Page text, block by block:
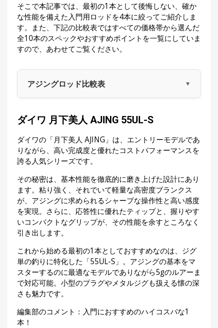
そこで本記事では、最初の1本として後悔しない、確か
な性能を備えた入門用ロッドを4本に絞ってご紹介しま
す。また、下記の比較表ではすべての価格帯から選んだ
全10本のスペックやおすすめポイントを一覧にしていま
すので、あわせてご覧ください。
アジングロッド比較表
ダイワ 月下美人 AJING 55UL-S
ダイワの「月下美人 AJING」は、エントリーモデルであ
りながら、高い完成度と優れたコストパフォーマンスを
誇る人気シリーズです。
その秘密は、基本性能を徹底的に磨き上げた設計にあり
ます。粘り強く、それでいて軽量な高密度ブランクス
が、アジングに求められるシャープな操作性と高い感度
を実現。さらに、応答性に優れたティップと、握りやす
いコンパクトなグリップが、その性能を余すところなく
引き出します。
これから始める最初の1本としておすすめなのは、ジグ
単の釣りに特化した「55UL-S」。アジングの基本をマ
スターするのに最適なモデルでありながら5gのルアーま
で対応可能。小型のプラグやメタルジグも扱える懐の深
さも魅力です。
編集部のコメント：入門におすすめのハイコスパな1
本！